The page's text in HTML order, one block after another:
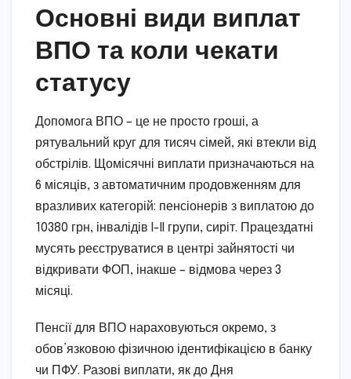
Основні види виплат
ВПО та коли чекати
статусу
Допомога ВПО – це не просто гроші, а
рятувальний круг для тисяч сімей, які втекли від
обстрілів. Щомісячні виплати призначаються на
6 місяців, з автоматичним продовженням для
вразливих категорій: пенсіонерів з виплатою до
10380 грн, інвалідів I-II групи, сиріт. Працездатні
мусять реєструватися в центрі зайнятості чи
відкривати ФОП, інакше – відмова через 3
місяці.
Пенсії для ВПО нараховуються окремо, з
обов’язковою фізичною ідентифікацією в банку
чи ПФУ. Разові виплати, як до Дня